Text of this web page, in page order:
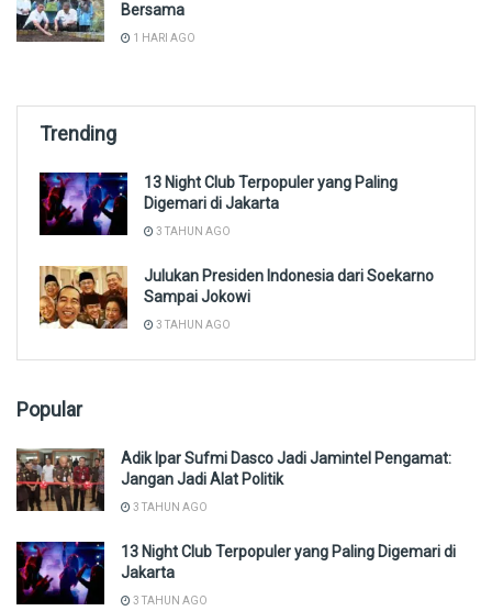
Bersama
1 HARI AGO
Trending
13 Night Club Terpopuler yang Paling
Digemari di Jakarta
3 TAHUN AGO
Julukan Presiden Indonesia dari Soekarno
Sampai Jokowi
3 TAHUN AGO
Popular
Adik Ipar Sufmi Dasco Jadi Jamintel Pengamat:
Jangan Jadi Alat Politik
3 TAHUN AGO
13 Night Club Terpopuler yang Paling Digemari di
Jakarta
3 TAHUN AGO